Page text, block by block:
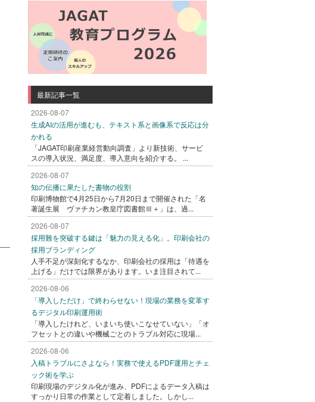
最新記事一覧
2026-08-07
生成AIの活用が進むも、テキスト系と画像系で反応は分
かれる
「JAGAT印刷産業経営動向調査」より新技術、サービ
スの導入状況、満足度、導入意向を紹介する。 ...
2026-08-07
知の伝播に果たした書物の役割
印刷博物館で4月25日から7月20日まで開催された「名
著誕生展 ヴァチカン教皇庁図書館Ⅲ＋」は、過...
2026-08-07
採用難を突破する鍵は「魅力の見える化」。印刷会社の
採用ブランディング
人手不足が深刻化するなか、印刷会社の採用は「待遇を
上げる」だけでは限界があります。いま注目されて...
2026-08-06
「導入しただけ」で終わらせない！現場の業務を変革す
るデジタル印刷運用術
「導入したけれど、いまいち使いこなせていない」「オ
フセットとの違いや機械ごとのトラブル対応に現場...
2026-08-06
入稿トラブルにさよなら！実務で使えるPDF運用とチェ
ック術を学ぶ
印刷現場のデジタル化が進み、PDFによるデータ入稿は
すっかり日常の作業として定着しました。しかし...